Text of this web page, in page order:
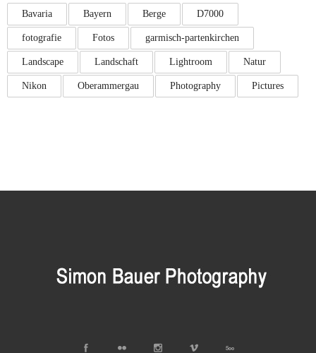
Bavaria Bayern Berge D7000
fotografie Fotos garmisch-partenkirchen
Landscape Landschaft Lightroom Natur
Nikon Oberammergau Photography Pictures